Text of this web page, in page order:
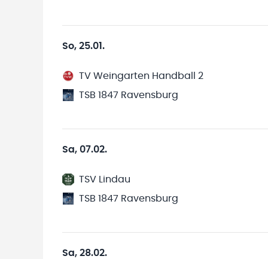
So, 25.01.
TV Weingarten Handball 2
TSB 1847 Ravensburg
Sa, 07.02.
TSV Lindau
TSB 1847 Ravensburg
Sa, 28.02.